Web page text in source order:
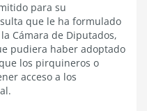
para su
que le ha formulado
Cámara de Diputados,
pudiera haber adoptado
los pirquineros o
acceso a los